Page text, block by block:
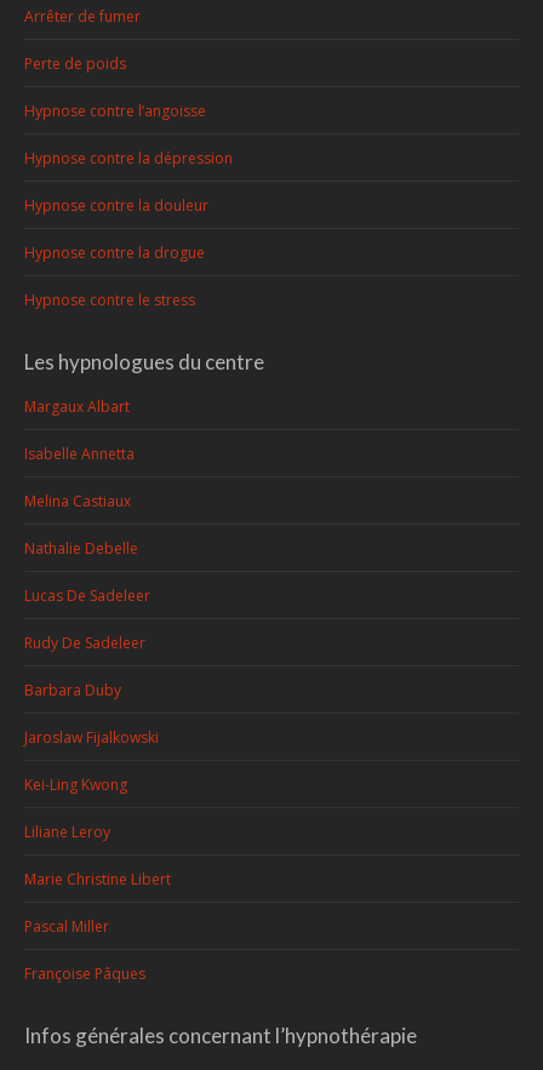
Arrêter de fumer
Perte de poids
Hypnose contre l’angoisse
Hypnose contre la dépression
Hypnose contre la douleur
Hypnose contre la drogue
Hypnose contre le stress
Les hypnologues du centre
Margaux Albart
Isabelle Annetta
Melina Castiaux
Nathalie Debelle
Lucas De Sadeleer
Rudy De Sadeleer
Barbara Duby
Jaroslaw Fijalkowski
Kei-Ling Kwong
Liliane Leroy
Marie Christine Libert
Pascal Miller
Françoise Pâques
Infos générales concernant l’hypnothérapie